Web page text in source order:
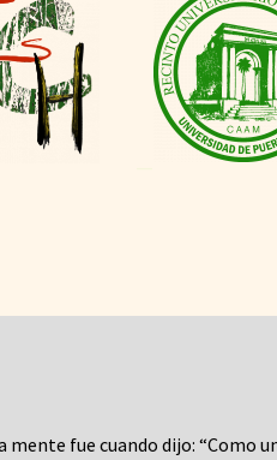
mente fue cuando dijo: “Como